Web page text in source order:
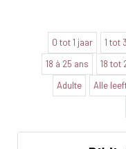
0 tot 1 jaar 1 tot
18 à 25 ans
18 tot
Adulte
Alle